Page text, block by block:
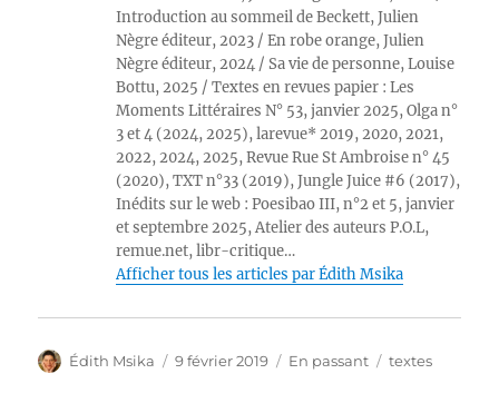
Introduction au sommeil de Beckett, Julien
Nègre éditeur, 2023 / En robe orange, Julien
Nègre éditeur, 2024 / Sa vie de personne, Louise
Bottu, 2025 / Textes en revues papier : Les
Moments Littéraires N° 53, janvier 2025, Olga n°
3 et 4 (2024, 2025), larevue* 2019, 2020, 2021,
2022, 2024, 2025, Revue Rue St Ambroise n° 45
(2020), TXT n°33 (2019), Jungle Juice #6 (2017),
Inédits sur le web : Poesibao III, n°2 et 5, janvier
et septembre 2025, Atelier des auteurs P.O.L,
remue.net, libr-critique…
Afficher tous les articles par Édith Msika
Auteur
Édith Msika
Publié
9 février 2019 Format
En passant Catégories
textes